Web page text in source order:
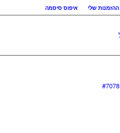
ההזמנות שלי איפוס סיסמה
#7078